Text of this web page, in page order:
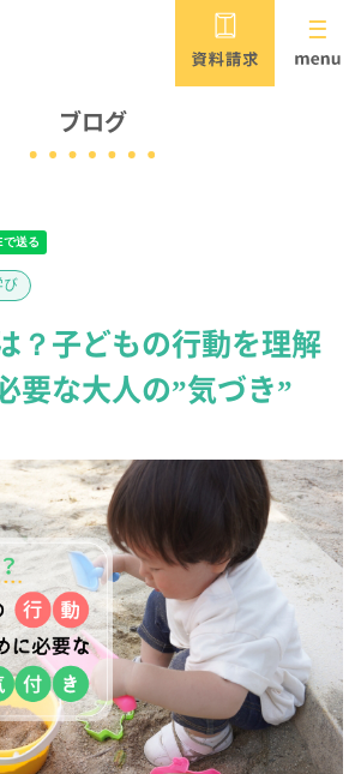
ブログ
び
？子どもの行動を理解
要な大人の”気づき”
支援・放課後等デイサービス
問支援・居宅訪問型児童発達支援
害児対応 /
援・放課後等デイサービス
ルの
ショートステイ）施設
ルポ
問支援 /
型児童発達支援
プラス
るご質問